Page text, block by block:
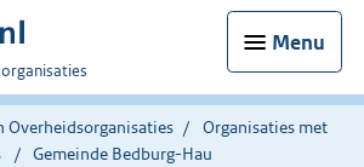
Menu
Overheidsorganisaties
Organisaties met
Gemeinde Bedburg-Hau